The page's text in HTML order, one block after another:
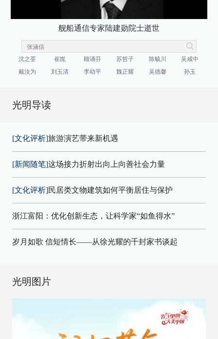
舰船通信专家陆建勋院士逝世
沈之荃 崔崑 顾诵芬 苏哲子 陈毓川
吴咸中
戴汝为
刘玉清 李幼平 魏正耀 吴德馨 孙玉
光明导读
[文化评析]旅游演艺带来新机遇
[新闻随笔]这场接力折射出向上向善社会力量
[文化评析]民居类文物建筑如何平衡居住与保护
浙江富阳：优化创新生态，让科学家“如鱼得水”
岁月如歌 信短情长——从徐光耀的千封家书谈起
光明图片